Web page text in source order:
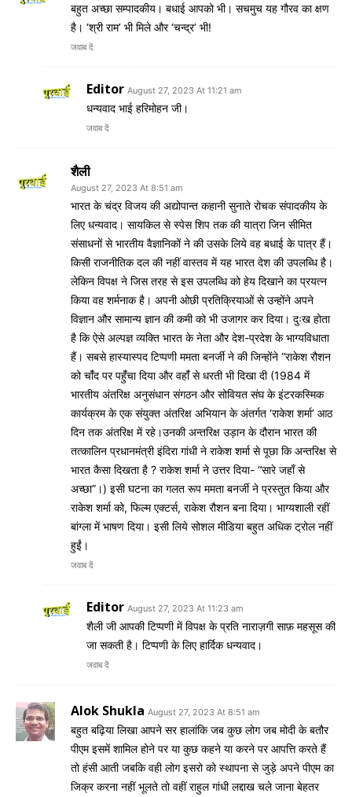
बहुत अच्छा सम्पादकीय। बधाई आपको भी। सचमुच यह गौरव का क्षण
है। ‘श्री राम’ भी मिले और ‘चन्द्र’ भी!
जवाब दें
Editor August 27, 2023 At 11:21 am
धन्यवाद भाई हरिमोहन जी।
जवाब दें
शैली
August 27, 2023 At 8:51 am
भारत के चंद्र विजय की अद्योपान्त कहानी सुनाते रोचक संपादकीय के
लिए धन्यवाद। सायकिल से स्पेस शिप तक की यात्रा जिन सीमित
संसाधनों से भारतीय वैज्ञानिकों ने की उसके लिये वह बधाई के पात्र हैं।
किसी राजनीतिक दल की नहीं वास्तव में यह भारत देश की उपलब्धि है।
लेकिन विपक्ष ने जिस तरह से इस उपलब्धि को हेय दिखाने का प्रयत्न
किया वह शर्मनाक है। अपनी ओछी प्रतिक्रियाओं से उन्होंने अपने
विज्ञान और सामान्य ज्ञान की कमी को भी उजागर कर दिया। दुःख होता
है कि ऐसे अल्पज्ञ व्यक्ति भारत के नेता और देश-प्रदेश के भाग्यविधाता
हैं। सबसे हास्यास्पद टिप्पणी ममता बनर्जी ने की जिन्होंने “राकेश रौशन
को चांँद पर पहुंँचा दिया और वहांँ से धरती भी दिखा दी (1984 में
भारतीय अंतरिक्ष अनुसंधान संगठन और सोवियत संघ के इंटरकस्मिक
कार्यक्रम के एक संयुक्त अंतरिक्ष अभियान के अंतर्गत ‘राकेश शर्मा’ आठ
दिन तक अंतरिक्ष में रहे।उनकी अन्तरिक्ष उड़ान के दौरान भारत की
तत्कालिन प्रधानमंत्री इंदिरा गांधी ने राकेश शर्मा से पूछा कि अन्तरिक्ष से
भारत कैसा दिखता है ? राकेश शर्मा ने उत्तर दिया- “सारे जहाँ से
अच्छा”।) इसी घटना का गलत रूप ममता बनर्जी ने प्रस्तुत किया और
राकेश शर्मा को, फिल्म एक्टर्स, राकेश रौशन बना दिया। भाग्यशाली रहीं
बांग्ला में भाषण दिया। इसी लिये सोशल मीडिया बहुत अधिक ट्रोल नहीं
हुईं।
जवाब दें
Editor August 27, 2023 At 11:23 am
शैली जी आपकी टिप्पणी में विपक्ष के प्रति नाराज़गी साफ़ महसूस की
जा सकती है। टिप्पणी के लिए हार्दिक धन्यवाद।
जवाब दें
Alok Shukla August 27, 2023 At 8:51 am
बहुत बढ़िया लिखा आपने सर हालांकि जब कुछ लोग जब मोदी के बतौर
पीएम इसमें शामिल होने पर या कुछ कहने या करने पर आपत्ति करते हैं
तो हंसी आती जबकि वही लोग इसरो को स्थापना से जुड़े अपने पीएम का
जिक्र करना नहीं भूलते तो वहीं राहुल गांधी लद्दाख चले जाना बेहतर